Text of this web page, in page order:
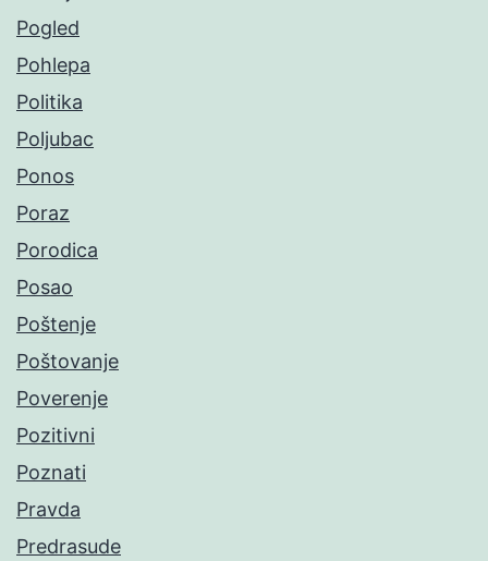
Pogled
Pohlepa
Politika
Poljubac
Ponos
Poraz
Porodica
Posao
Poštenje
Poštovanje
Poverenje
Pozitivni
Poznati
Pravda
Predrasude